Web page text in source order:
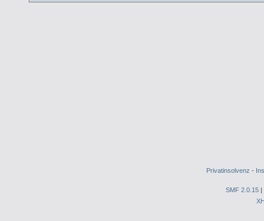
Privatinsolvenz -
SMF 2.0.15 |